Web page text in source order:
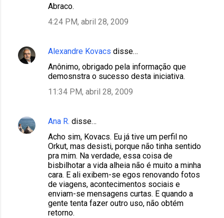
Abraco.
4:24 PM, abril 28, 2009
Alexandre Kovacs disse…
Anônimo, obrigado pela informação que
demosnstra o sucesso desta iniciativa.
11:34 PM, abril 28, 2009
Ana R. disse…
Acho sim, Kovacs. Eu já tive um perfil no
Orkut, mas desisti, porque não tinha sentido
pra mim. Na verdade, essa coisa de
bisbilhotar a vida alheia não é muito a minha
cara. E ali exibem-se egos renovando fotos
de viagens, acontecimentos sociais e
enviam-se mensagens curtas. E quando a
gente tenta fazer outro uso, não obtém
retorno.